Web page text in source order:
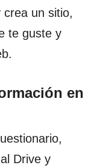
crea un sitio,
te guste y
en
Drive y